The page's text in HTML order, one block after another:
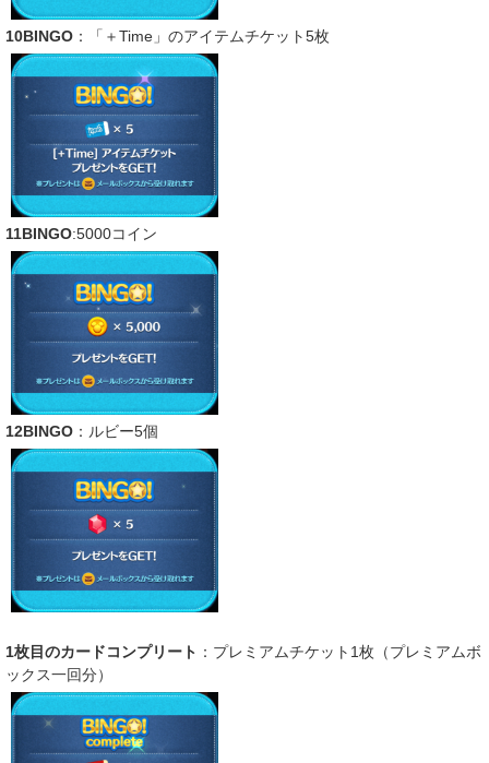
10BINGO ：「＋Time」のアイテムチケット5枚
11BINGO:5000コイン
12BINGO ：ルビー5個
1枚目のカードコンプリート ：プレミアムチケット1枚（プレミアムボ
ックス一回分）